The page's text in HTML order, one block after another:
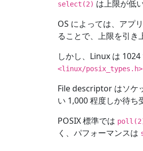
select(2) は上限が低
OS によっては、アプ
ることで、上限を引き
しかし、Linux は 1024
<linux/posix_types.h>
File descriptor はソケ
い 1,000 程度しか待ち
POSIX 標準では
く、パフォーマンスは